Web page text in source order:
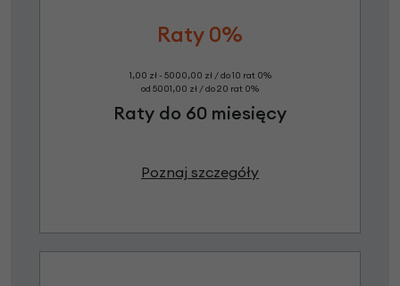
Raty 0%
1,00 zł - 5000,00 zł / do 10 rat 0%
od 5001,00 zł / do 20 rat 0%
Raty do 60 miesięcy
Poznaj szczegóły